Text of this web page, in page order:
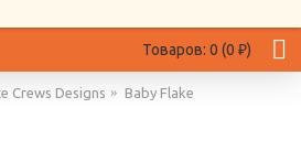
Товаров: 0 (0 ₽)
Crews Designs Baby Flake